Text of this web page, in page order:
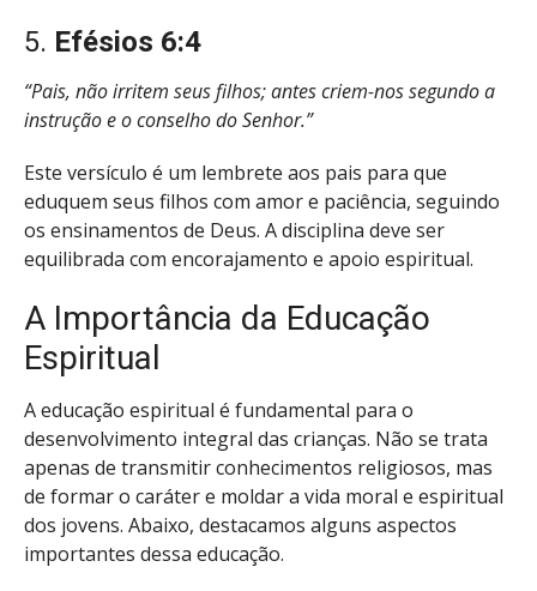
5. Efésios 6:4
“Pais, não irritem seus filhos; antes criem-nos segundo a
instrução e o conselho do Senhor.”
Este versículo é um lembrete aos pais para que
eduquem seus filhos com amor e paciência, seguindo
os ensinamentos de Deus. A disciplina deve ser
equilibrada com encorajamento e apoio espiritual.
A Importância da Educação
Espiritual
A educação espiritual é fundamental para o
desenvolvimento integral das crianças. Não se trata
apenas de transmitir conhecimentos religiosos, mas
de formar o caráter e moldar a vida moral e espiritual
dos jovens. Abaixo, destacamos alguns aspectos
importantes dessa educação.